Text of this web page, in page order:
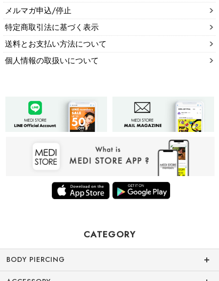
メルマガ申込/停止
特定商取引法に基づく表示
送料とお支払い方法について
個人情報の取扱いについて
CATEGORY
BODY PIERCING